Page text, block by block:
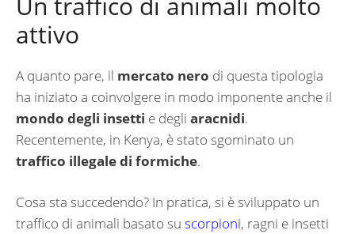
attivo
A quanto pare, il mercato nero di questa tipologia
ha iniziato a coinvolgere in modo imponente anche il
mondo degli insetti e degli aracnidi.
Recentemente, in Kenya, è stato sgominato un
traffico illegale di formiche.
Cosa sta succedendo? In pratica, si è sviluppato un
traffico di animali basato su scorpioni, ragni e insetti